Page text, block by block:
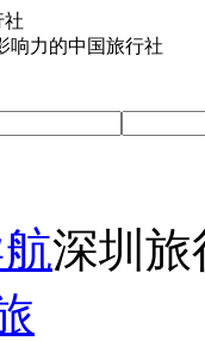
响力的中国旅行社
深圳旅